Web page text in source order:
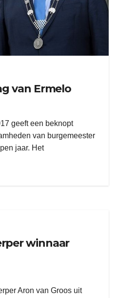
van Ermelo
geeft een beknopt
van burgemeester
jaar. Het
winnaar
Aron van Groos uit